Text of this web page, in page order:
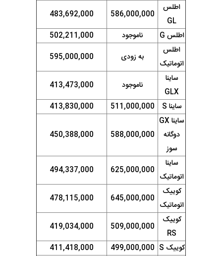
اطلس
GL
586,000,000
483,692,000
اطلس G
ناموجود
502,211,000
اطلس
اتوماتیک
به زودی
595,000,000
ساینا
GLX
ناموجود
413,473,000
ساینا S
511,000,000
413,830,000
ساینا GX
دوگانه
سوز
588,000,000
450,388,000
ساینا
اتوماتیک
625,000,000
494,337,000
کوییک
اتوماتیک
645,000,000
478,115,000
کوییک
RS
509,000,000
419,034,000
کوییک S
499,000,000
411,418,000